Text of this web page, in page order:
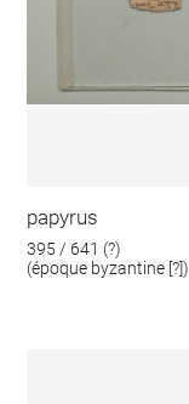
papyrus
395 / 641 (?)
(époque byzantine [?])